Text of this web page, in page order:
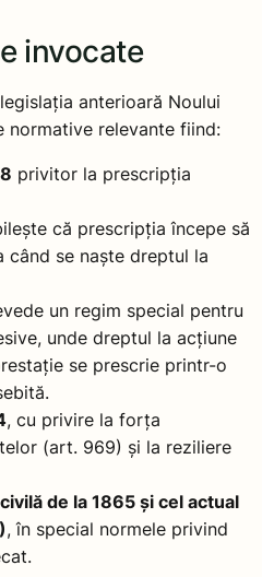
invocate
anterioară Noului
normative relevante fiind:
privitor la prescripția
că prescripția începe să
când se naște dreptul la
un regim special pentru
unde dreptul la acțiune
se prescrie printr-o
, cu privire la forța
(art. 969) și la reziliere
de la 1865 și cel actual
, în special normele privind